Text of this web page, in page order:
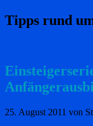
Tipps rund
25. August 2011 von